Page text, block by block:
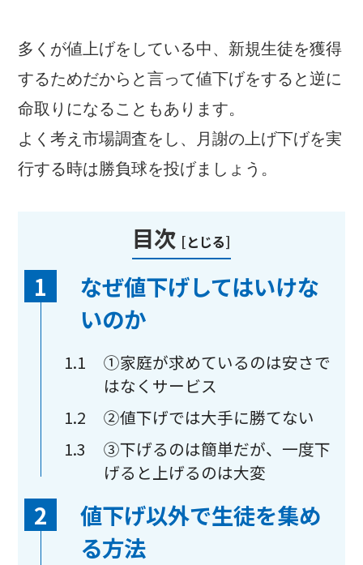
多くが値上げをしている中、新規生徒を獲得
するためだからと言って値下げをすると逆に
命取りになることもあります。
よく考え市場調査をし、月謝の上げ下げを実
行する時は勝負球を投げましょう。
目次 [とじる]
1
なぜ値下げしてはいけな
いのか
1.1
①家庭が求めているのは安さで
はなくサービス
1.2
②値下げでは大手に勝てない
1.3
③下げるのは簡単だが、一度下
げると上げるのは大変
2
値下げ以外で生徒を集め
る方法